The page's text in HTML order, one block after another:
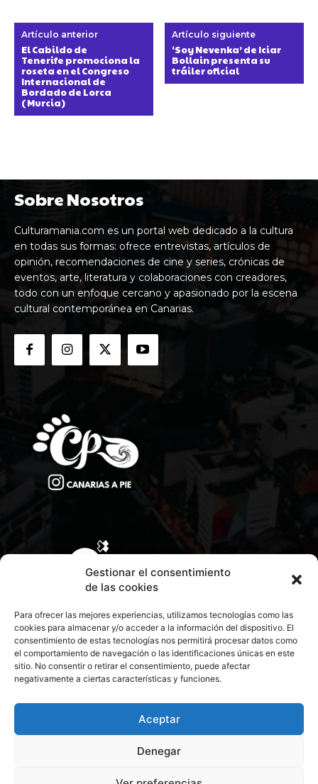
Gestionar el consentimiento
de las cookies
Para ofrecer las mejores experiencias, utilizamos tecnologías como las
cookies para almacenar y/o acceder a la información del dispositivo. El
consentimiento de estas tecnologías nos permitirá procesar datos como
el comportamiento de navegación o las identificaciones únicas en este
sitio. No consentir o retirar el consentimiento, puede afectar
negativamente a ciertas características y funciones.
Aceptar
Denegar
Artículo anterior
El Cabildo de
Tenerife promociona la
roseta en el Congreso
Internacional de
Bordado de Lorca
(Murcia)
Artículo siguiente
‘Soy Nevenka’ de Iciar
Bollain presenta su
tráiler oficial
Sobre Nosotros
Culturamania.com es un portal web dedicado a la cultura
en todas sus formas: ofrece entrevistas, artículos de
opinión, recomendaciones de cine y series, crónicas de
eventos, arte, literatura y colaboraciones con creadores,
todo con un enfoque cercano y apasionado por la escena
cultural contemporánea en Canarias.
CONTACTA CON NOSOTROS